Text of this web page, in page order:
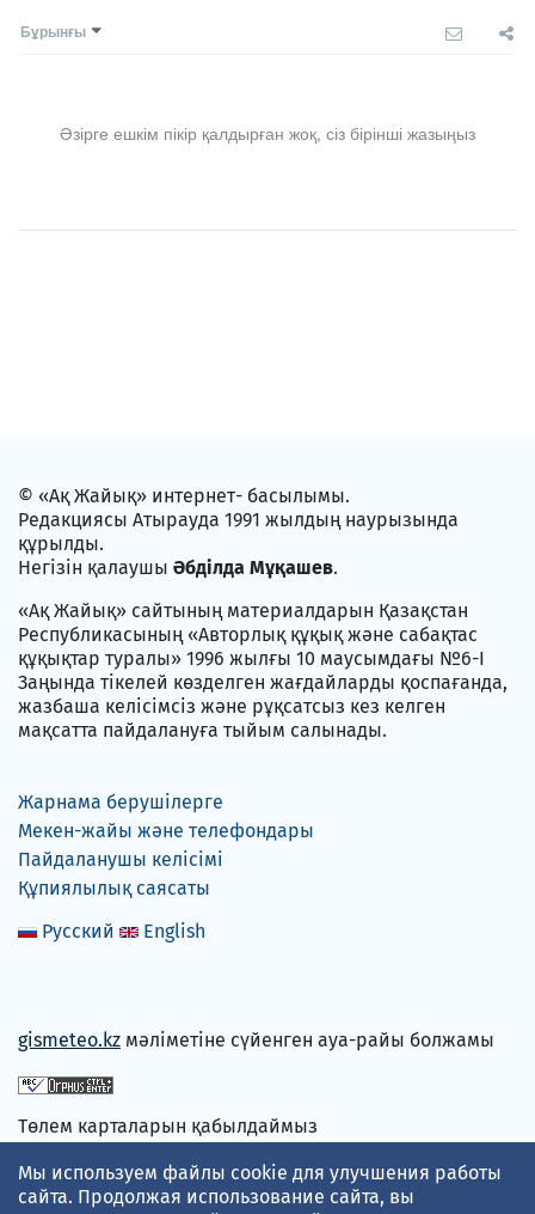
Бұрынғы
Әзірге ешкім пікір қалдырған жоқ, сіз бірінші жазыңыз
© «Ақ Жайық» интернет- басылымы.
Редакциясы Атырауда 1991 жылдың наурызында
құрылды.
Негізін қалаушы Әбділда Мұқашев.
«Ақ Жайық» сайтының материалдарын Қазақстан
Республикасының «Авторлық құқық және сабақтас
құқықтар туралы» 1996 жылғы 10 маусымдағы №6-I
Заңында тікелей көзделген жағдайларды қоспағанда,
жазбаша келісімсіз және рұқсатсыз кез келген
мақсатта пайдалануға тыйым салынады.
Жарнама берушілерге
Мекен-жайы және телефондары
Пайдаланушы келісімі
Құпиялылық саясаты
Русский
English
gismeteo.kz мәліметіне сүйенген ауа-райы болжамы
Төлем карталарын қабылдаймыз
Мы используем файлы cookie для улучшения работы
сайта. Продолжая использование сайта, вы